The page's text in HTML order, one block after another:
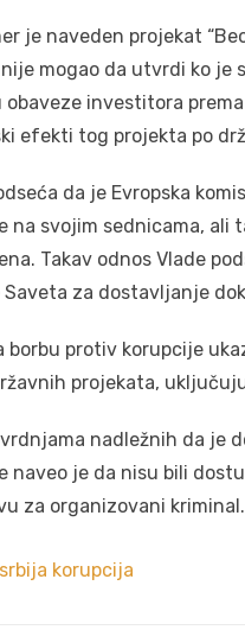
je naveden projekat
mogao da utvrdi ko je
obaveze investitora
efekti tog projekta po
da je Evropska
na svojim sednicama, ali
Takav odnos Vlade
za dostavljanje
borbu protiv korupcije
projekata,
nadležnih da je
naveo je da nisu bili
za organizovani kriminal.
srbija korupcija